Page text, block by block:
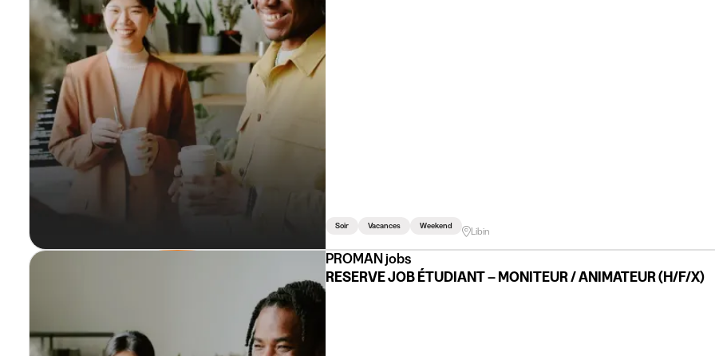
Soir Vacances Weekend Libin
PROMAN jobs
RESERVE JOB ÉTUDIANT – MONITEUR / ANIMATEUR (H/F/X)